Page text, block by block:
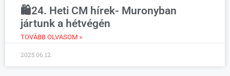
🛍️24. Heti CM hírek- Muronyban
jártunk a hétvégén
TOVÁBB OLVASOM »
2025.06.12.